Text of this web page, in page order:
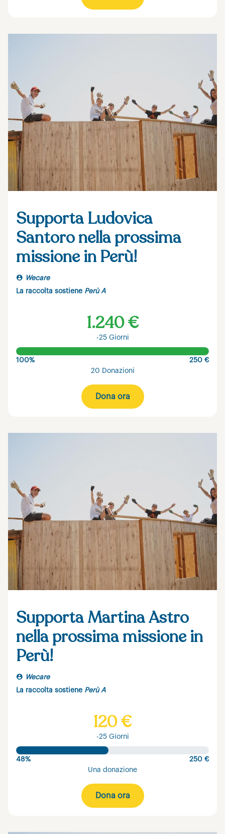
Supporta Ludovica
Santoro nella prossima
missione in Perù!
Wecare
La raccolta sostiene Perù A
1.240 €
-25 Giorni
100%
250 €
20 Donazioni
Dona ora
Supporta Martina Astro
nella prossima missione in
Perù!
Wecare
La raccolta sostiene Perù A
120 €
-25 Giorni
48%
250 €
Una donazione
Dona ora